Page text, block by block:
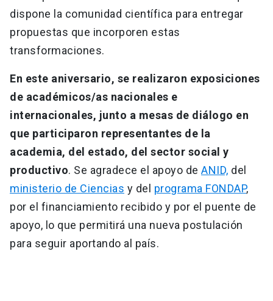
dispone la comunidad científica para entregar
propuestas que incorporen estas
transformaciones.
En este aniversario, se realizaron exposiciones
de académicos/as nacionales e
internacionales, junto a mesas de diálogo en
que participaron representantes de la
academia, del estado, del sector social y
productivo. Se agradece el apoyo de ANID, del
ministerio de Ciencias y del programa FONDAP,
por el financiamiento recibido y por el puente de
apoyo, lo que permitirá una nueva postulación
para seguir aportando al país.